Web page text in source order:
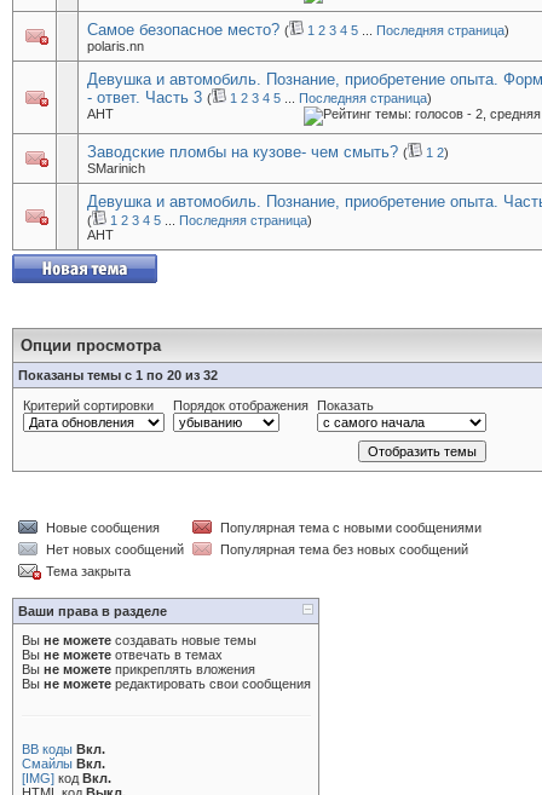
Самое безопасное место? ( 1 2 3 4 5 Последняя страница)
polaris.nn
Девушка и автомобиль. Познание, приобретение опыта.
- ответ. Часть 3 ( 1 2 3 4 5 Последняя страница)
AHT
Заводские пломбы на кузове- чем смыть? ( 1 2)
SMarinich
Девушка и автомобиль. Познание, приобретение опыта.
( 1 2 3 4 5 Последняя страница)
AHT
Опции просмотра
Показаны темы с 1 по 20 из 32
Критерий сортировки Порядок отображения Показать
Новые сообщения
Популярная тема с новыми сообщениями
Нет новых сообщений
Популярная тема без новых сообщений
Тема закрыта
Ваши права в разделе
Вы не можете создавать новые темы
Вы не можете отвечать в темах
Вы не можете прикреплять вложения
Вы не можете редактировать свои сообщения
BB коды Вкл.
Смайлы Вкл.
[IMG] код Вкл.